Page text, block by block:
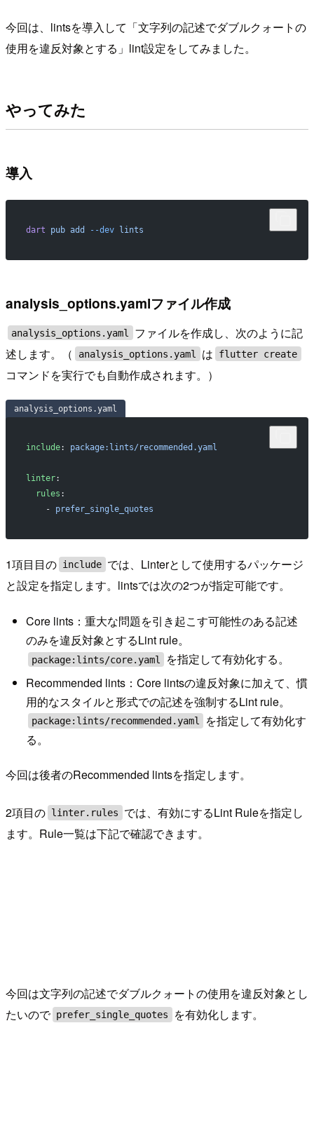
今回は、lintsを導入して「文字列の記述でダブルクォートの
使用を違反対象とする」lint設定をしてみました。
やってみた
導入
dart pub add --dev lints
analysis_options.yamlファイル作成
analysis_options.yaml
ファイルを作成し、次のように記
述します。（
analysis_options.yaml は flutter create
コマンドを実行でも自動作成されます。）
analysis_options.yaml
include: package:lints/recommended.yaml
linter:
  rules
:
    -
prefer_single_quotes
1項目目の include では、Linterとして使用するパッケージ
と設定を指定します。lintsでは次の2つが指定可能です。
Core lints：重大な問題を引き起こす可能性のある記述
のみを違反対象とするLint rule。
package:lints/core.yaml
を指定して有効化する。
Recommended lints：Core lintsの違反対象に加えて、慣
用的なスタイルと形式での記述を強制するLint rule。
package:lints/recommended.yaml
を指定して有効化す
る。
今回は後者のRecommended lintsを指定します。
2項目の linter.rules
では、有効にするLint Ruleを指定し
ます。Rule一覧は下記で確認できます。
今回は文字列の記述でダブルクォートの使用を違反対象とし
たいので prefer_single_quotes を有効化します。